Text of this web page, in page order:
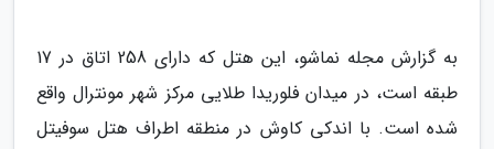
به گزارش مجله نماشو، این هتل که دارای 258 اتاق در 17
طبقه است، در میدان فلوریدا طلایی مرکز شهر مونترال واقع
شده است. با اندکی کاوش در منطقه اطراف هتل سوفیتل